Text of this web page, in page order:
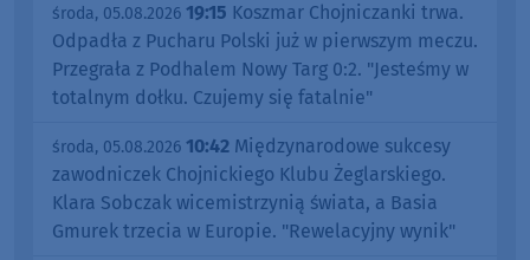
środa, 05.08.2026 19:15 Koszmar Chojniczanki trwa.
Odpadła z Pucharu Polski już w pierwszym meczu.
Przegrała z Podhalem Nowy Targ 0:2. "Jesteśmy w
totalnym dołku. Czujemy się fatalnie"
środa, 05.08.2026 10:42 Międzynarodowe sukcesy
zawodniczek Chojnickiego Klubu Żeglarskiego.
Klara Sobczak wicemistrzynią świata, a Basia
Gmurek trzecia w Europie. "Rewelacyjny wynik"